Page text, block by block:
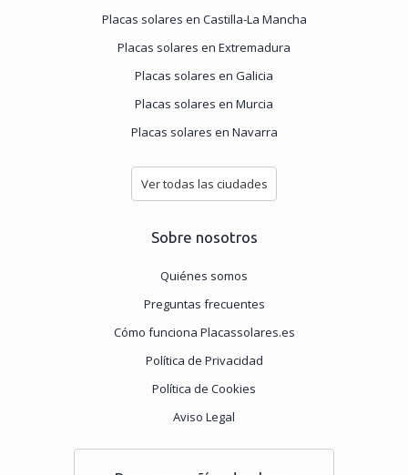
Placas solares en Castilla-La Mancha
Placas solares en Extremadura
Placas solares en Galicia
Placas solares en Murcia
Placas solares en Navarra
Ver todas las ciudades
Sobre nosotros
Quiénes somos
Preguntas frecuentes
Cómo funciona Placassolares.es
Política de Privacidad
Política de Cookies
Aviso Legal